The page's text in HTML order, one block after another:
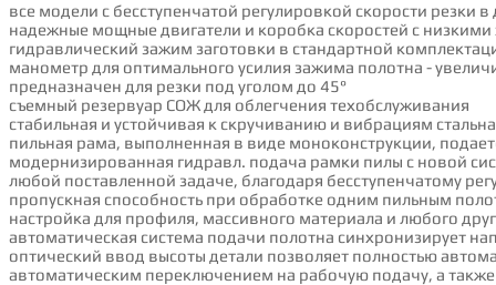
все модели с бесступенчатой регулировкой скорости резки
надежные мощные двигатели и коробка скоростей с
гидравлический зажим заготовки в стандартной
манометр для оптимального усилия зажима полотна -
предназначен для резки под уголом до 45°
съемный резервуар СОЖ для облегчения техобслуживания
стабильная и устойчивая к скручиванию и вибрациям
пильная рама, выполненная в виде моноконструкции,
модернизированная гидравл. подача рамки пилы с новой
любой поставленной задаче, благодаря бесступенчатому
пропускная способность при обработке одним пильным
настройка для профиля, массивного материала и любого
автоматическая система подачи полотна синхронизирует
оптический ввод высоты детали позволяет полностью
автоматическим переключением на рабочую подачу, а